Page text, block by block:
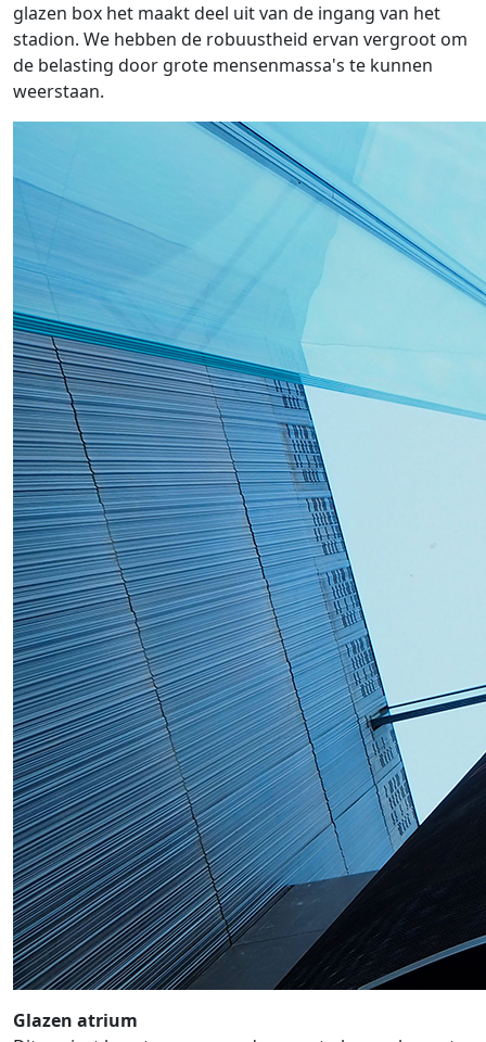
glazen box het maakt deel uit van de ingang van het
stadion. We hebben de robuustheid ervan vergroot om
de belasting door grote mensenmassa's te kunnen
weerstaan.
Glazen atrium